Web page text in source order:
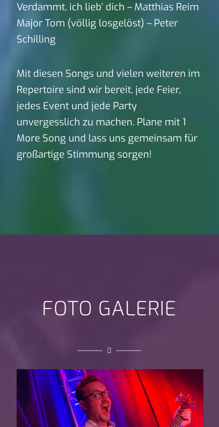
Verdammt, ich lieb’ dich – Matthias Reim
Major Tom (völlig losgelöst) – Peter
Schilling
Mit diesen Songs und vielen weiteren im
Repertoire sind wir bereit, jede Feier,
jedes Event und jede Party
unvergesslich zu machen. Plane mit 1
More Song und lass uns gemeinsam für
großartige Stimmung sorgen!
FOTO GALERIE